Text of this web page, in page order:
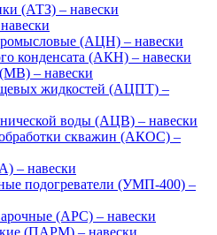
(АТЗ) – навески
(АЦН) – навески
конденсата (АКН) – навески
– навески
жидкостей (АЦПТ) –
воды (АЦВ) – навески
скважин (АКОС) –
– навески
подогреватели (УМП-400) –
(АРС) – навески
(ПАРМ) – навески